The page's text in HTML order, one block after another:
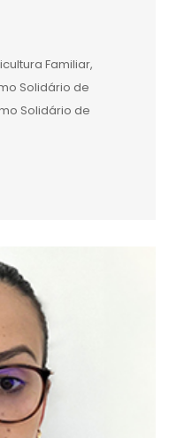
Familiar,
Solidário de
Solidário de